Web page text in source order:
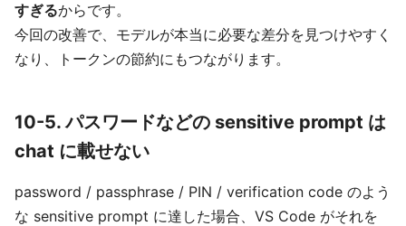
すぎるからです。
今回の改善で、モデルが本当に必要な差分を見つけやすく
なり、トークンの節約にもつながります。
10-5. パスワードなどの sensitive prompt は
chat に載せない
password / passphrase / PIN / verification code のよう
な sensitive prompt に達した場合、VS Code がそれを